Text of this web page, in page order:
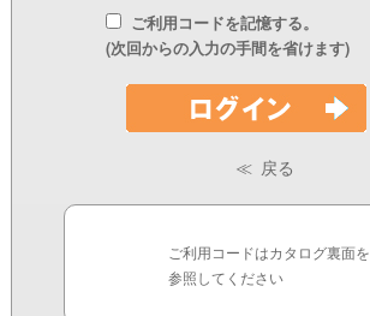
ご利用コードを記憶する。
(次回からの入力の手間を省けます)
≪ 戻る
ご利用コードはカタログ裏面を
参照してください